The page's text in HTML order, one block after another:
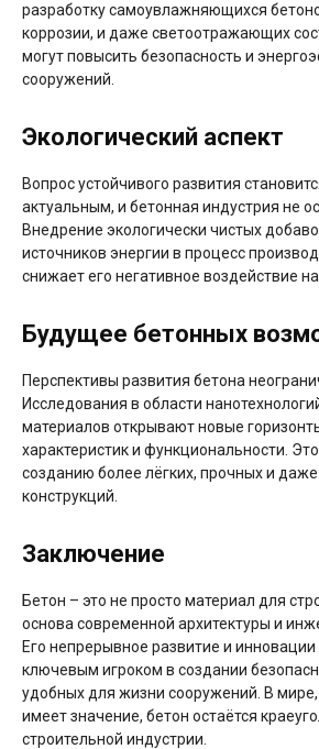
разработку самоувлажняющихся
коррозии, и даже светоотражающих
могут повысить безопасность и
сооружений.
Экологический аспект
Вопрос устойчивого развития
актуальным, и бетонная индустрия не
Внедрение экологически чистых
источников энергии в процесс
снижает его негативное воздействие
Будущее бетонных
Перспективы развития бетона
Исследования в области
материалов открывают новые
характеристик и функциональности.
созданию более лёгких, прочных и
конструкций.
Заключение
Бетон – это не просто материал для
основа современной архитектуры и
Его непрерывное развитие и
ключевым игроком в создании
удобных для жизни сооружений. В
имеет значение, бетон остаётся
строительной индустрии.